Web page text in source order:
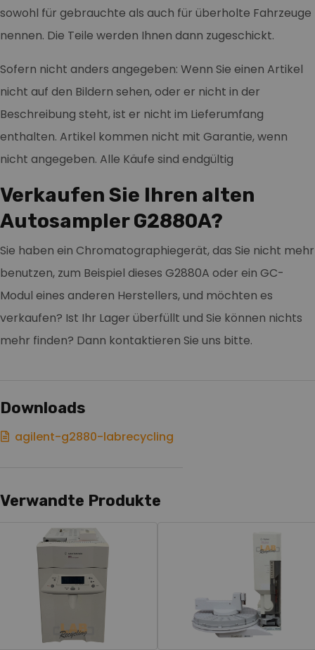
sowohl für gebrauchte als auch für überholte Fahrzeuge
nennen. Die Teile werden Ihnen dann zugeschickt.
Sofern nicht anders angegeben: Wenn Sie einen Artikel
nicht auf den Bildern sehen, oder er nicht in der
Beschreibung steht, ist er nicht im Lieferumfang
enthalten. Artikel kommen nicht mit Garantie, wenn
nicht angegeben. Alle Käufe sind endgültig
Verkaufen Sie Ihren alten
Autosampler G2880A?
Sie haben ein Chromatographiegerät, das Sie nicht mehr
benutzen, zum Beispiel dieses G2880A oder ein GC-
Modul eines anderen Herstellers, und möchten es
verkaufen? Ist Ihr Lager überfüllt und Sie können nichts
mehr finden? Dann kontaktieren Sie uns bitte.
Downloads
agilent-g2880-labrecycling
Verwandte Produkte